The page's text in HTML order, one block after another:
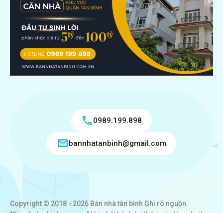
0989.199.898
bannhatanbinh@gmail.com
Copyright © 2018 - 2026 Bán nhà tân bình Ghi rõ nguồn